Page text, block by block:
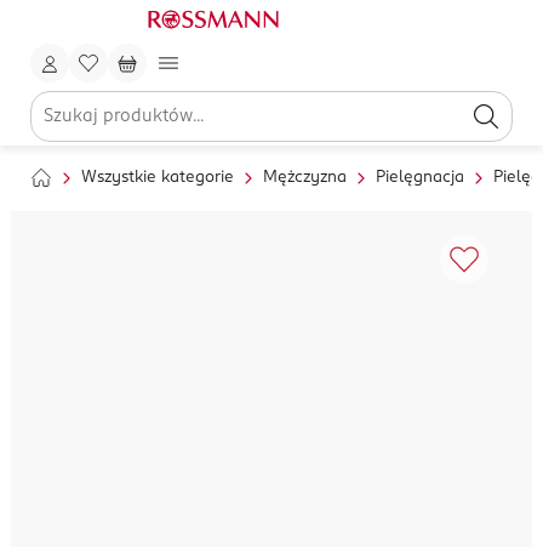
Wszystkie kategorie Mężczyzna Pielęgnacja